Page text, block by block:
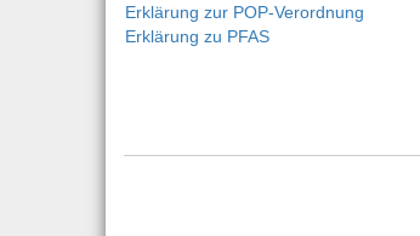
Erklärung zur POP-Verordnung
Erklärung zu PFAS